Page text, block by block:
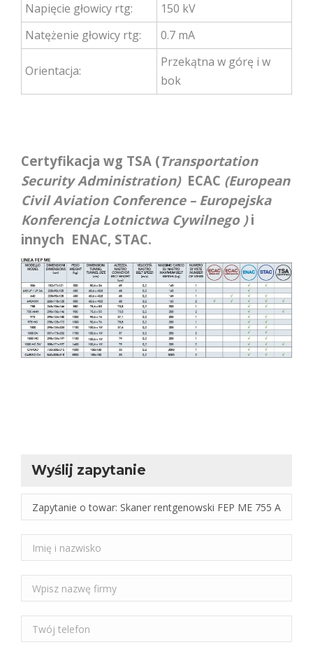
Napięcie głowicy rtg:
150 kV
Natężenie głowicy rtg:
0.7 mA
Orientacja:
Przekątna w górę i w
bok
Certyfikacja wg TSA (Transportation
Security Administration) ECAC (European
Civil Aviation Conference – Europejska
Konferencja Lotnictwa Cywilnego )i
innych ENAC, STAC.
Wyślij zapytanie